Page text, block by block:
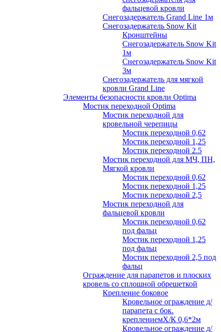
фальцевой кровли
Снегозадержатель Grand Line 1м
Снегозадержатель Snow Kit
Кронштейны
Снегозадержатель Snow Kit
1м
Снегозадержатель Snow Kit
3м
Снегозадержатель для мягкой
кровли Grand Line
Элементы безопасности кровли Optima
Мостик переходной Optima
Мостик переходной для
кровельной черепицы
Мостик переходной 0,62
Мостик переходной 1,25
Мостик переходной 2.5
Мостик переходной для МЧ, ПН,
Мягкой кровли
Мостик переходной 0,62
Мостик переходной 1,25
Мостик переходной 2,5
Мостик переходной для
фальцевой кровли
Мостик переходной 0,62
под фальц
Мостик переходной 1,25
под фальц
Мостик переходной 2,5 под
фальц
Ограждение для парапетов и плоских
кровель со сплошной обрешеткой
Крепление боковое
Кровельное ограждение д/
парапета с бок.
креплениемХ/К 0,6*2м
Кровельное ограждение д/